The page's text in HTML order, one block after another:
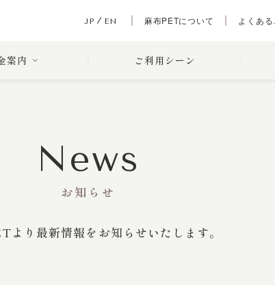
JP EN 麻布PETについて よくあ
案内 ご利用シーン
News
お知らせ
より最新情報をお知らせいたします。